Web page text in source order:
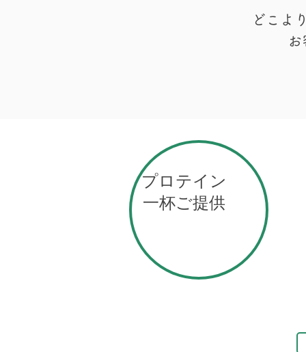
どこよ
プロテイン
一杯ご提供